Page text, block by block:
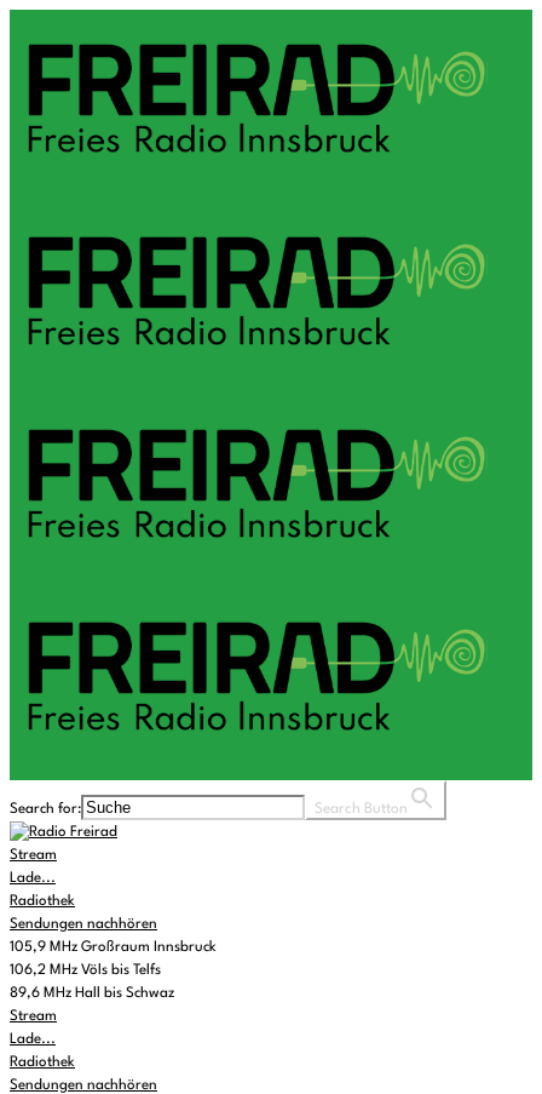
Search for: Search Button
Stream
Lade...
Radiothek
Sendungen nachhören
105,9 MHz Großraum Innsbruck
106,2 MHz Völs bis Telfs
89,6 MHz Hall bis Schwaz
Stream
Lade...
Radiothek
Sendungen nachhören